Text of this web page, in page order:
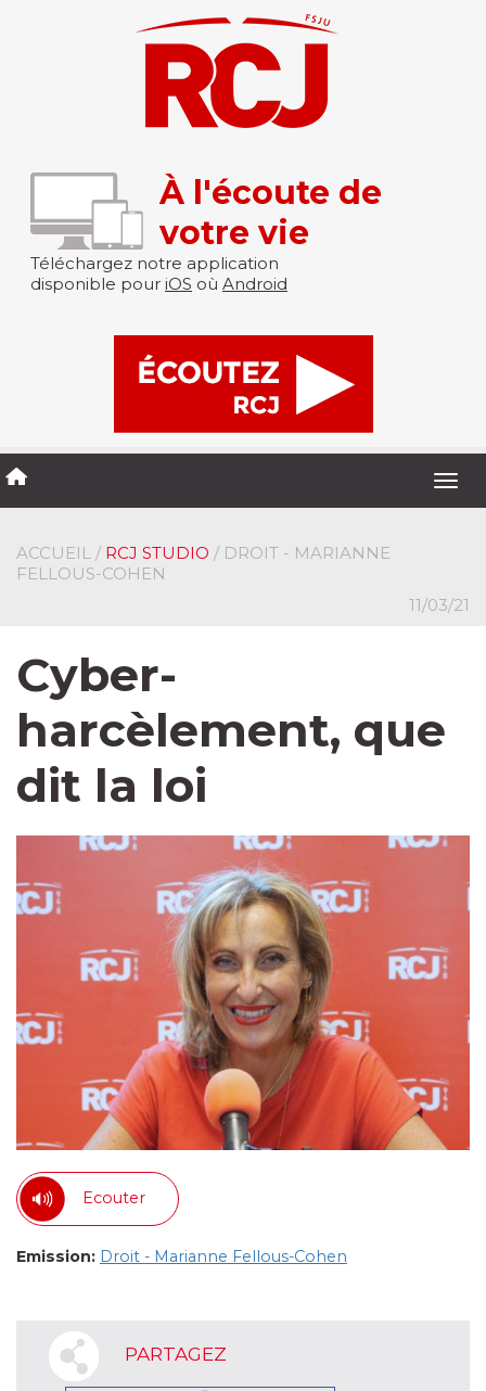
À l'écoute de
votre vie
Téléchargez notre application
disponible pour iOS où Android
ACCUEIL / RCJ STUDIO / DROIT - MARIANNE
FELLOUS-COHEN
11/03/21
Cyber-
harcèlement, que
dit la loi
Ecouter
Emission: Droit - Marianne Fellous-Cohen
PARTAGEZ